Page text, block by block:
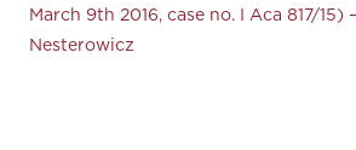
March 9th 2016, case no. I Aca 817/15)
Nesterowicz